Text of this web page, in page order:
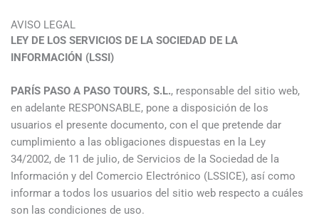
contenido
AVISO LEGAL
LEY DE LOS SERVICIOS DE LA SOCIEDAD DE LA
INFORMACIÓN (LSSI)
PARÍS PASO A PASO TOURS, S.L., responsable del sitio web,
en adelante RESPONSABLE, pone a disposición de los
usuarios el presente documento, con el que pretende dar
cumplimiento a las obligaciones dispuestas en la Ley
34/2002, de 11 de julio, de Servicios de la Sociedad de la
Información y del Comercio Electrónico (LSSICE), así como
informar a todos los usuarios del sitio web respecto a cuáles
son las condiciones de uso.